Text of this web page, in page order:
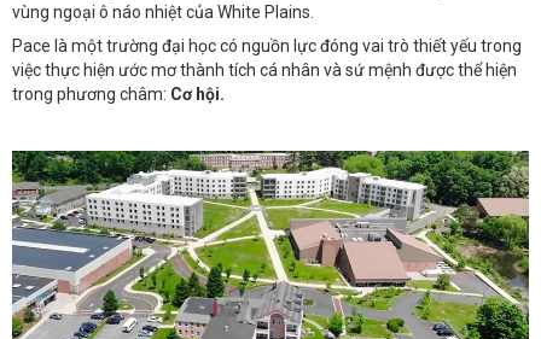
vùng ngoại ô náo nhiệt của White Plains.
Pace là một trường đại học có nguồn lực đóng vai trò thiết yếu trong
việc thực hiện ước mơ thành tích cá nhân và sứ mệnh được thể hiện
trong phương châm: Cơ hội.